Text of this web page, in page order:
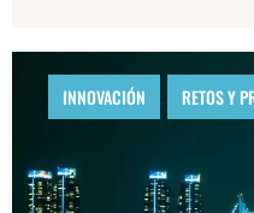
INNOVACIÓN , RETOS Y